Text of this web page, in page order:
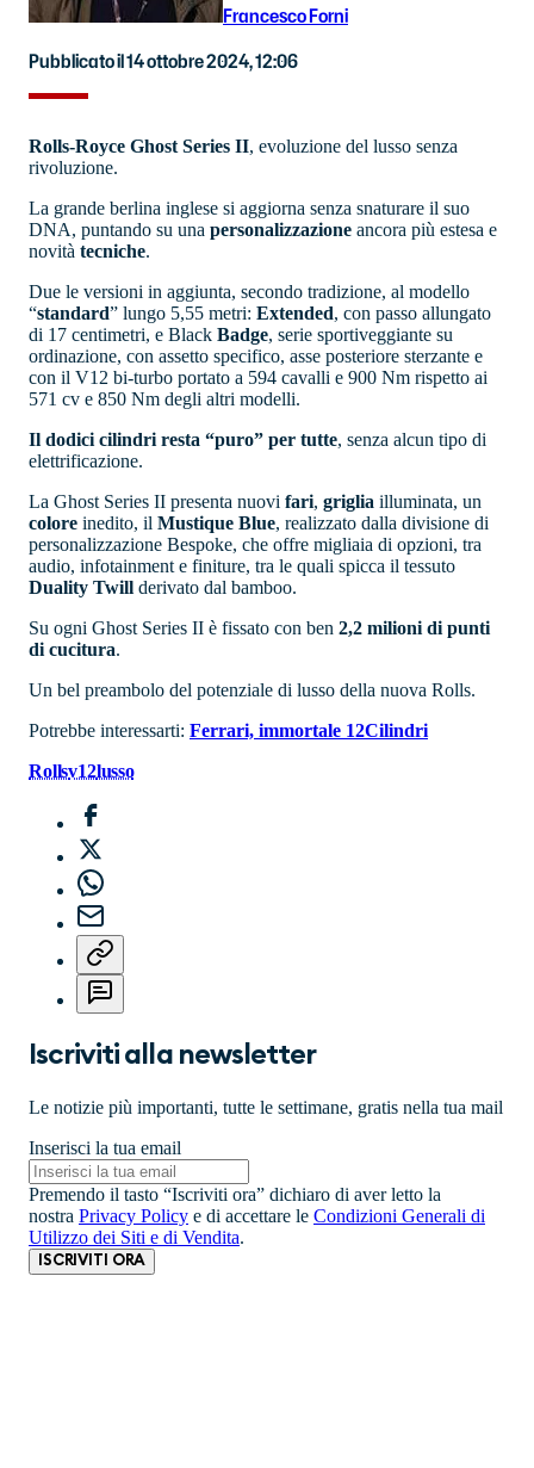
Francesco Forni
Pubblicato il 14 ottobre 2024, 12:06
Rolls-Royce Ghost Series II, evoluzione del lusso senza
rivoluzione.
La grande berlina inglese si aggiorna senza snaturare il suo
DNA, puntando su una personalizzazione ancora più estesa e
novità tecniche.
Due le versioni in aggiunta, secondo tradizione, al modello
“standard” lungo 5,55 metri: Extended, con passo allungato
di 17 centimetri, e Black Badge, serie sportiveggiante su
ordinazione, con assetto specifico, asse posteriore sterzante e
con il V12 bi-turbo portato a 594 cavalli e 900 Nm rispetto ai
571 cv e 850 Nm degli altri modelli.
Il dodici cilindri resta “puro” per tutte, senza alcun tipo di
elettrificazione.
La Ghost Series II presenta nuovi fari, griglia illuminata, un
colore inedito, il Mustique Blue, realizzato dalla divisione di
personalizzazione Bespoke, che offre migliaia di opzioni, tra
audio, infotainment e finiture, tra le quali spicca il tessuto
Duality Twill derivato dal bamboo.
Su ogni Ghost Series II è fissato con ben 2,2 milioni di punti
di cucitura.
Un bel preambolo del potenziale di lusso della nuova Rolls.
Potrebbe interessarti: Ferrari, immortale 12Cilindri
Rollsv12lusso
Iscriviti alla newsletter
Le notizie più importanti, tutte le settimane, gratis nella tua mail
Inserisci la tua email
Premendo il tasto “Iscriviti ora” dichiaro di aver letto la
nostra Privacy Policy e di accettare le Condizioni Generali di
Utilizzo dei Siti e di Vendita.
ISCRIVITI ORA